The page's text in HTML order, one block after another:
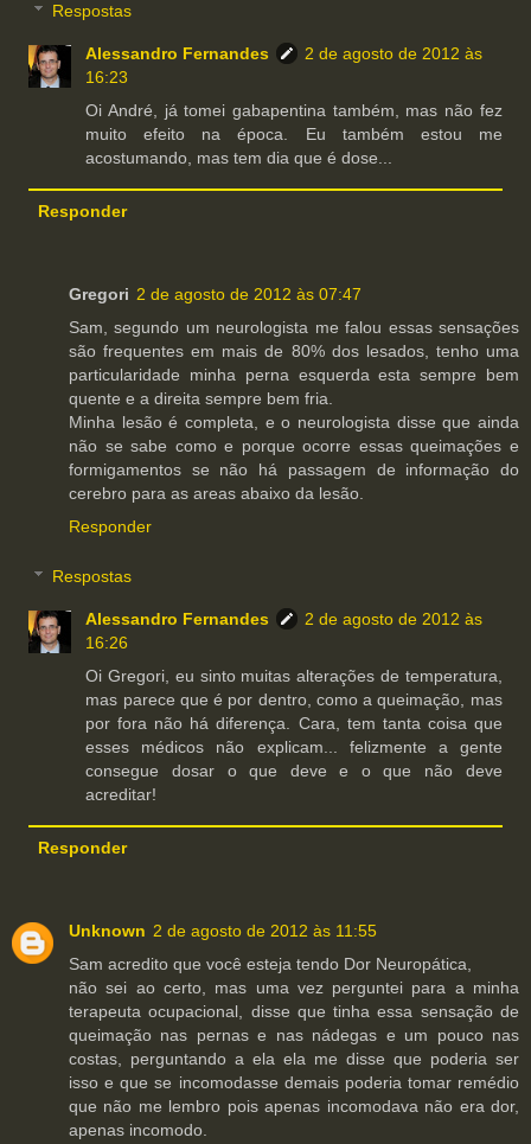
Respostas
Alessandro Fernandes
2 de agosto de 2012 às
16:23
Oi André, já tomei gabapentina também, mas não fez
muito efeito na época. Eu também estou me
acostumando, mas tem dia que é dose...
Responder
Gregori 2 de agosto de 2012 às 07:47
Sam, segundo um neurologista me falou essas sensações
são frequentes em mais de 80% dos lesados, tenho uma
particularidade minha perna esquerda esta sempre bem
quente e a direita sempre bem fria.
Minha lesão é completa, e o neurologista disse que ainda
não se sabe como e porque ocorre essas queimações e
formigamentos se não há passagem de informação do
cerebro para as areas abaixo da lesão.
Responder
Respostas
Alessandro Fernandes
2 de agosto de 2012 às
16:26
Oi Gregori, eu sinto muitas alterações de temperatura,
mas parece que é por dentro, como a queimação, mas
por fora não há diferença. Cara, tem tanta coisa que
esses médicos não explicam... felizmente a gente
consegue dosar o que deve e o que não deve
acreditar!
Responder
Unknown 2 de agosto de 2012 às 11:55
Sam acredito que você esteja tendo Dor Neuropática,
não sei ao certo, mas uma vez perguntei para a minha
terapeuta ocupacional, disse que tinha essa sensação de
queimação nas pernas e nas nádegas e um pouco nas
costas, perguntando a ela ela me disse que poderia ser
isso e que se incomodasse demais poderia tomar remédio
que não me lembro pois apenas incomodava não era dor,
apenas incomodo.